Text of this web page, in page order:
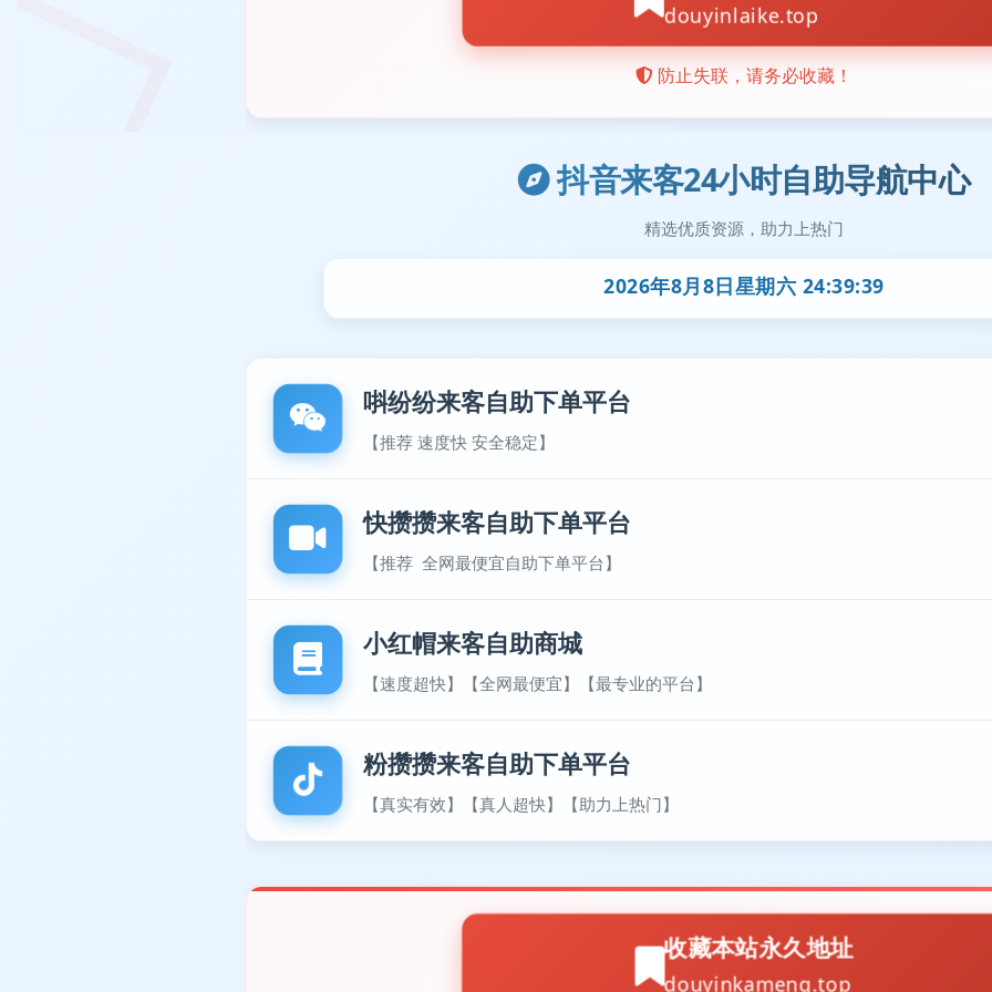
抖音来客24小时自助导航中心
精选优质资源，助力上热门
2026年8月8日星期六 24:39:40
唞纷纷来客自助下单平台
【推荐 速度快 安全稳定】
快攒攒来客自助下单平台
【推荐 全网最便宜自助下单平台】
小红帽来客自助商城
【速度超快】【全网最便宜】【最专业的平台】
粉攒攒来客自助下单平台
【真实有效】【真人超快】【助力上热门】
收藏本站永久地址
douyinkameng.top